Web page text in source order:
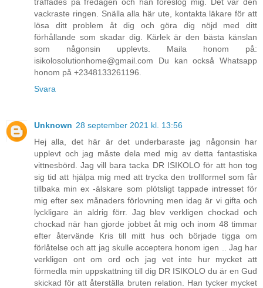
vackraste ringen. Snälla alla här ute, kontakta läkare för att
lösa ditt problem åt dig och göra dig nöjd med ditt
förhållande som skadar dig. Kärlek är den bästa känslan
som någonsin upplevts. Maila honom på:
isikolosolutionhome@gmail.com Du kan också Whatsapp
honom på +2348133261196.
Svara
Unknown 28 september 2021 kl. 13:56
Hej alla, det här är det underbaraste jag någonsin har
upplevt och jag måste dela med mig av detta fantastiska
vittnesbörd. Jag vill bara tacka DR ISIKOLO för att hon tog
sig tid att hjälpa mig med att trycka den trollformel som får
tillbaka min ex -älskare som plötsligt tappade intresset för
mig efter sex månaders förlovning men idag är vi gifta och
lyckligare än aldrig förr. Jag blev verkligen chockad och
chockad när han gjorde jobbet åt mig och inom 48 timmar
efter återvände Kris till mitt hus och började tigga om
förlåtelse och att jag skulle acceptera honom igen .. Jag har
verkligen ont om ord och jag vet inte hur mycket att
förmedla min uppskattning till dig DR ISIKOLO du är en Gud
skickad för att återställa bruten relation. Han tycker mycket